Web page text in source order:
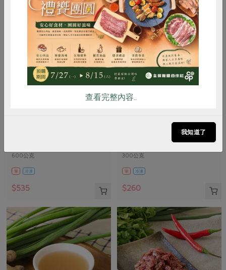
600公克
葷 冷凍
$535
優質牛肉火鍋片-300g
300公克
葷 冷凍
$260
惜食 RPET 食譜 減硝酸鹽
雞蛋 食安 共同購買
查看完整內容..
我知道了